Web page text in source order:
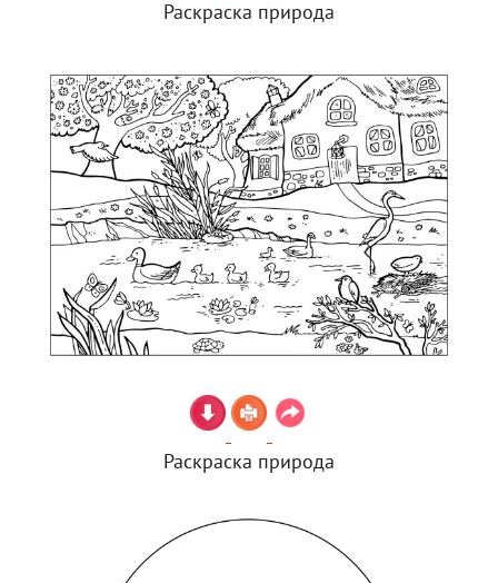
Раскраска природа
Раскраска природа